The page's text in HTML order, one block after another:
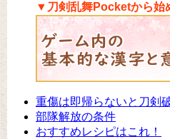
▼刀剣乱舞Pocketから始
重傷は即帰らないと刀剣
部隊解放の条件
おすすめレシピはこれ！